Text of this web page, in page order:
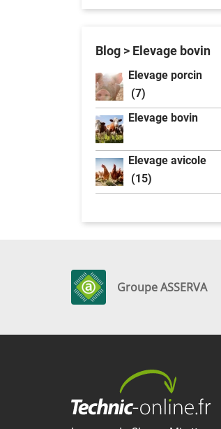
Blog > Elevage bovin
Elevage porcin
(7)
Elevage bovin
Elevage avicole
(15)
Groupe ASSERVA